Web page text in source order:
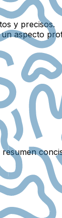
y precisos.
aspecto